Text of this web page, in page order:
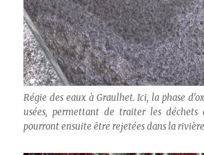
Régie des eaux à Graulhet. Ici, la phase
usées, permettant de traiter les déchets
pourront ensuite être rejetées dans la